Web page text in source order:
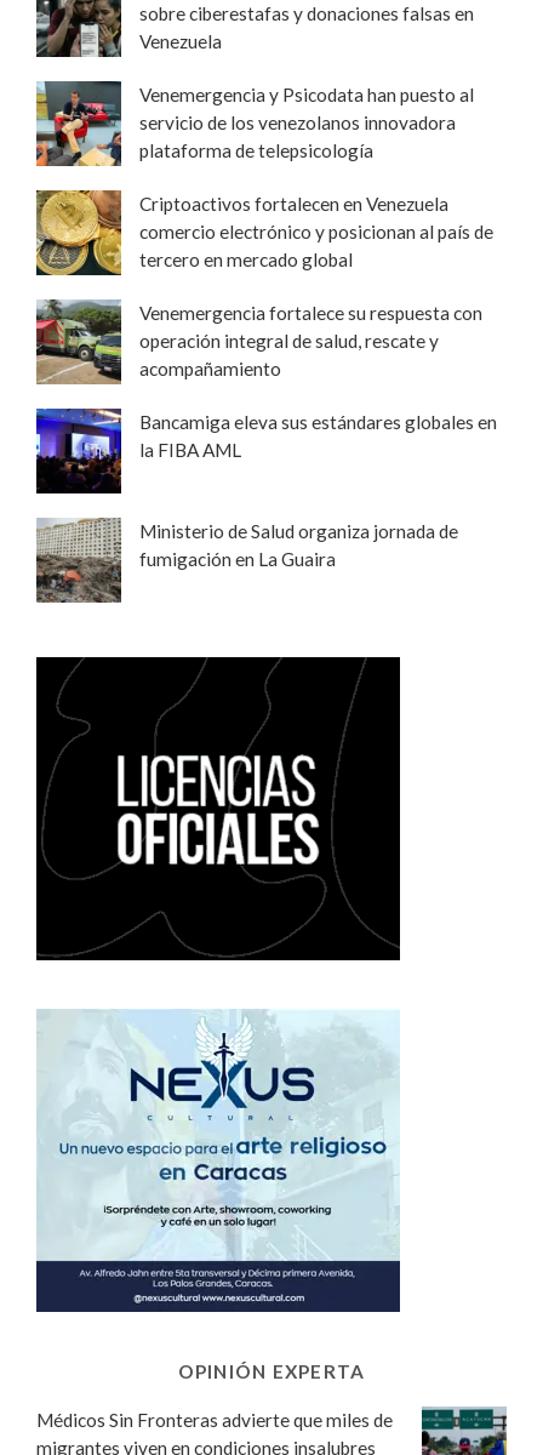
sobre ciberestafas y donaciones falsas en
Venezuela
Venemergencia y Psicodata han puesto al
servicio de los venezolanos innovadora
plataforma de telepsicología
Criptoactivos fortalecen en Venezuela
comercio electrónico y posicionan al país de
tercero en mercado global
Venemergencia fortalece su respuesta con
operación integral de salud, rescate y
acompañamiento
Bancamiga eleva sus estándares globales en
la FIBA AML
Ministerio de Salud organiza jornada de
fumigación en La Guaira
OPINIÓN EXPERTA
Médicos Sin Fronteras advierte que miles de
migrantes viven en condiciones insalubres